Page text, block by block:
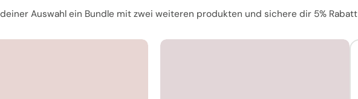
Häufigzusammen bestellt
Auswahl ein Bundle mit zwei weiteren produkten und sichere dir 5% Rabatt